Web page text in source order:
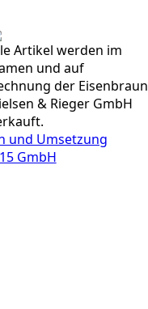
Artikel werden im
und auf
der Eisenbraun
& Rieger GmbH
und Umsetzung
GmbH